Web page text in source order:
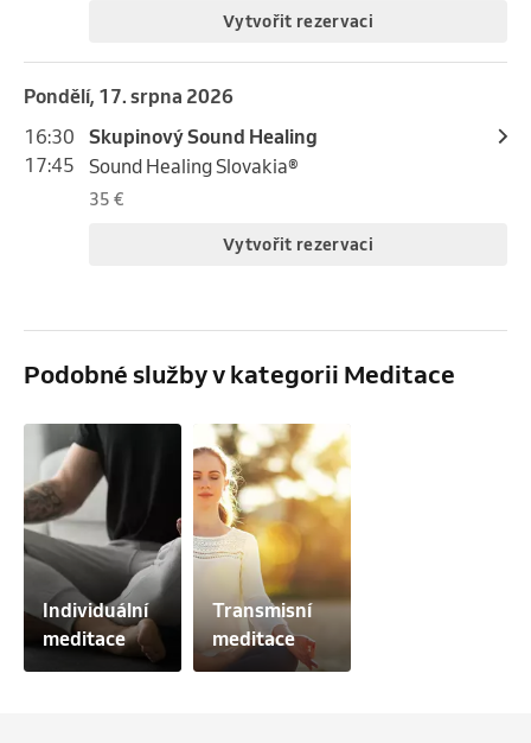
Vytvořit rezervaci
pondělí, 17. srpna 2026
16:30
17:45
Skupinový Sound Healing
Sound Healing Slovakia®
35 €
Vytvořit rezervaci
Podobné služby v kategorii Meditace
Individuální
meditace
Transmisní
meditace